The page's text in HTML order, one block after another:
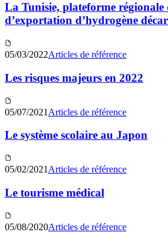
La Tunisie, plateforme
d’exportation d’hydrogène
05/03/2022Articles de référence
Les risques majeurs en 2022
05/07/2021 Articles de référence
Le système scolaire au Japon
05/02/2021 Articles de référence
Le tourisme médical
05/08/2020Articles de référence